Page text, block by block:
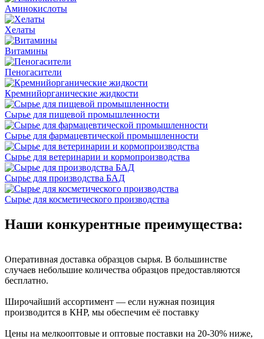
Аминокислоты
Хелаты
Витамины
Пеногасители
Кремнийорганические жидкости
Сырье для пищевой промышленности
Сырье для фармацевтической промышленности
Сырье для ветеринарии и кормопроизводства
Сырье для производства БАД
Сырье для косметического производства
Наши конкурентные преимущества:
Оперативная доставка образцов сырья. В большинстве
случаев небольшие количества образцов предоставляются
бесплатно.
Широчайший ассортимент — если нужная позиция
производится в КНР, мы обеспечим её поставку
Цены на мелкооптовые и оптовые поставки на 20-30% ниже,